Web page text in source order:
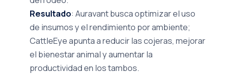
Resultado: Auravant busca optimizar el uso
de insumos y el rendimiento por ambiente;
CattleEye apunta a reducir las cojeras, mejorar
el bienestar animal y aumentar la
productividad en los tambos.